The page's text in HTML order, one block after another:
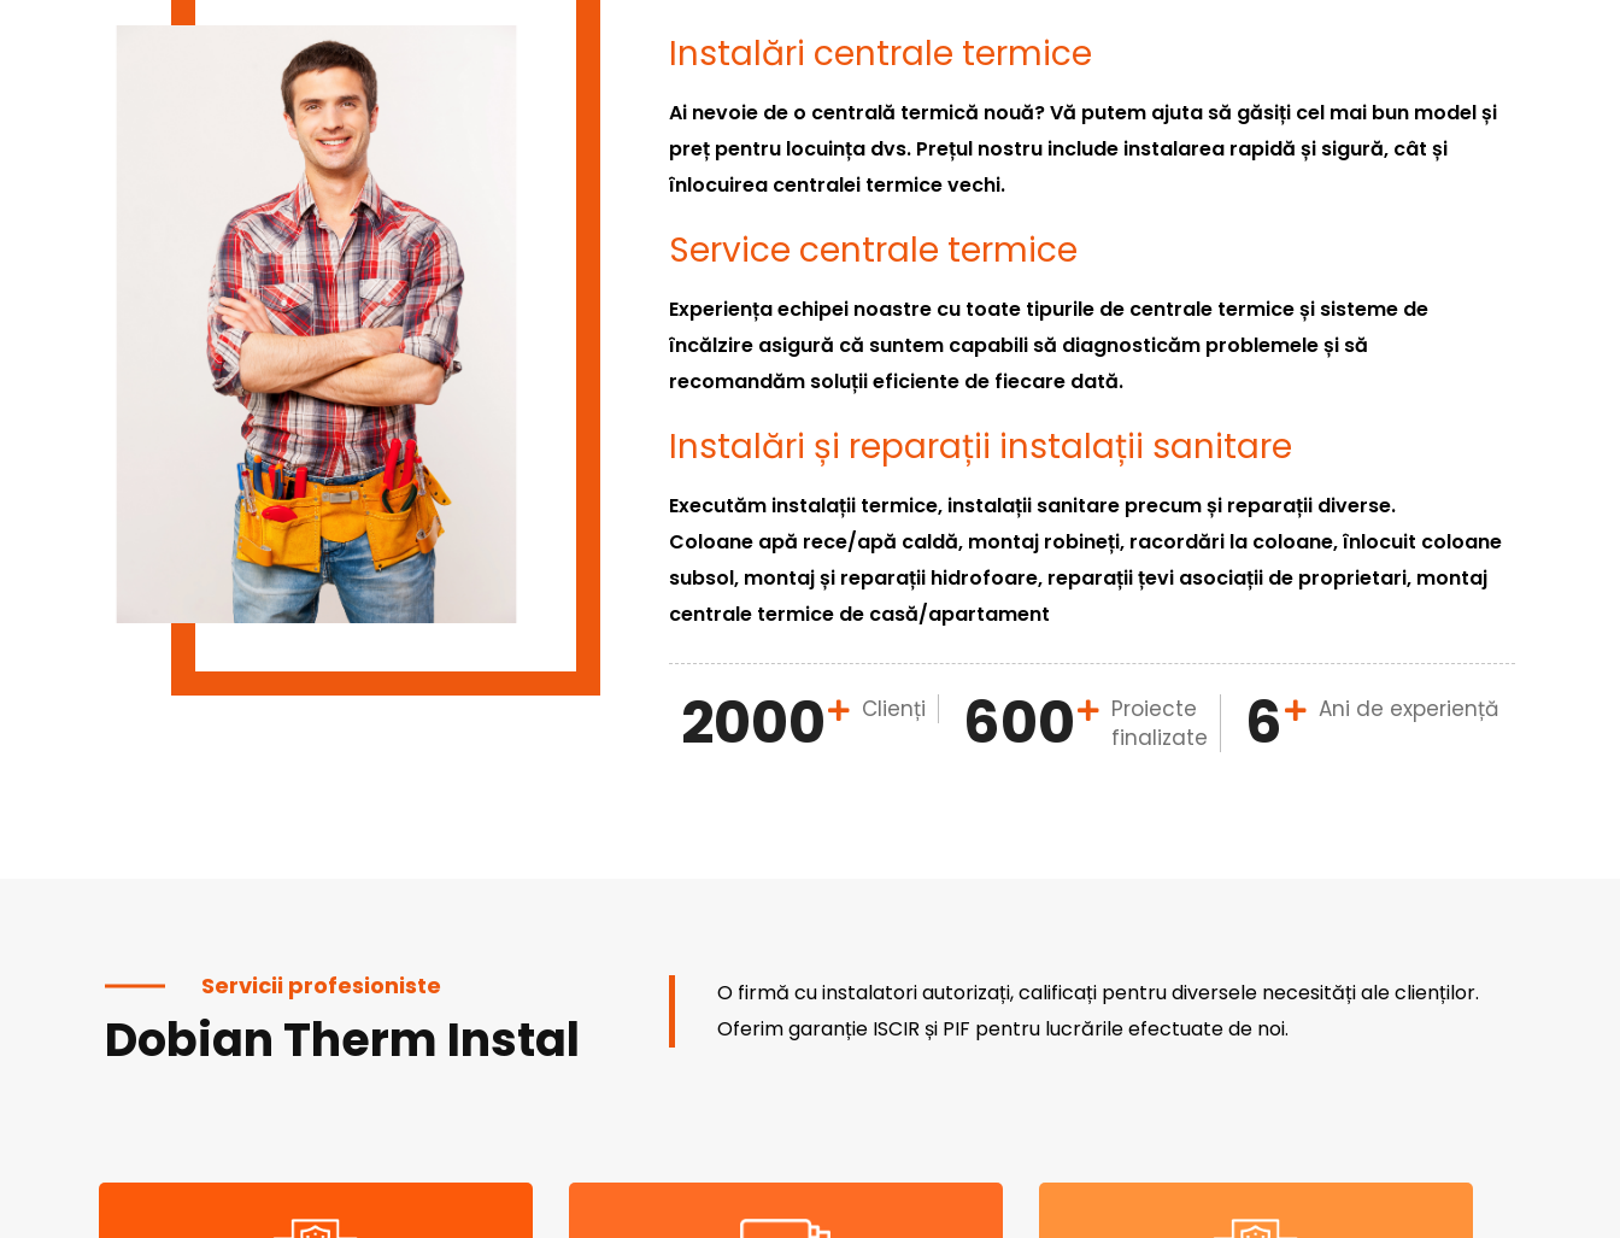
Instalări centrale termice
Ai nevoie de o centrală termică nouă? Vă putem ajuta să găsiți cel mai bun model și
preț pentru locuința dvs. Prețul nostru include instalarea rapidă și sigură, cât și
înlocuirea centralei termice vechi.
Service centrale termice
Experiența echipei noastre cu toate tipurile de centrale termice și sisteme de
încălzire asigură că suntem capabili să diagnosticăm problemele și să
recomandăm soluții eficiente de fiecare dată.
Instalări și reparații instalații sanitare
Executăm instalații termice, instalații sanitare precum și reparații diverse.
Coloane apă rece/apă caldă, montaj robineți, racordări la coloane, înlocuit coloane
subsol, montaj și reparații hidrofoare, reparații țevi asociații de proprietari, montaj
centrale termice de casă/apartament
2000 Clienți 600
Proiecte
finalizate
6 Ani de experiență
Servicii profesioniste
Dobian Therm Instal
O firmă cu instalatori autorizați, calificați pentru diversele necesități ale clienților.
Oferim garanție ISCIR și PIF pentru lucrările efectuate de noi.